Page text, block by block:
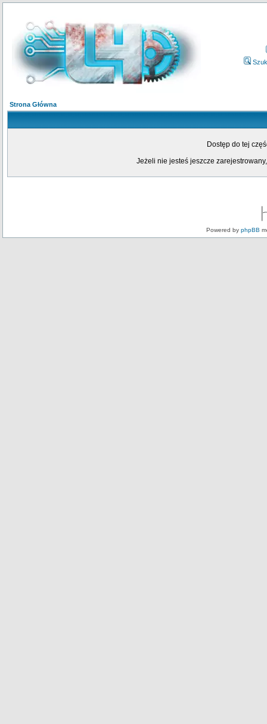
Strona Główna
Dostęp do tej
Jeżeli nie jesteś jeszcze
Powered by phpBB